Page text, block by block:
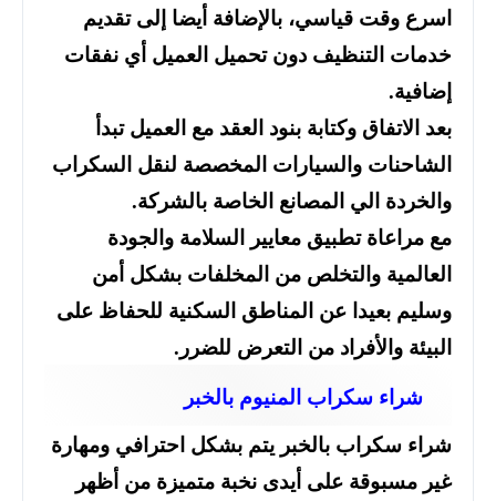
اسرع وقت قياسي، بالإضافة أيضا إلى تقديم
خدمات التنظيف دون تحميل العميل أي نفقات
إضافية.
بعد الاتفاق وكتابة بنود العقد مع العميل تبدأ
الشاحنات والسيارات المخصصة لنقل السكراب
والخردة الي المصانع الخاصة بالشركة.
مع مراعاة تطبيق معايير السلامة والجودة
العالمية والتخلص من المخلفات بشكل أمن
وسليم بعيدا عن المناطق السكنية للحفاظ على
البيئة والأفراد من التعرض للضرر.
شراء سكراب المنيوم بالخبر
شراء سكراب بالخبر يتم بشكل احترافي ومهارة
غير مسبوقة على أيدى نخبة متميزة من أظهر